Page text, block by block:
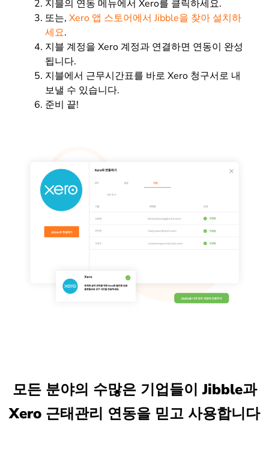
지블의 연동 메뉴에서 Xero를 클릭하세요.
또는, Xero 앱 스토어에서 Jibble을 찾아 설치하
세요.
지블 계정을 Xero 계정과 연결하면 연동이 완성
됩니다.
지블에서 근무시간표를 바로 Xero 청구서로 내
보낼 수 있습니다.
준비 끝!
모든 분야의 수많은 기업들이 Jibble과
Xero 근태관리 연동을 믿고 사용합니다